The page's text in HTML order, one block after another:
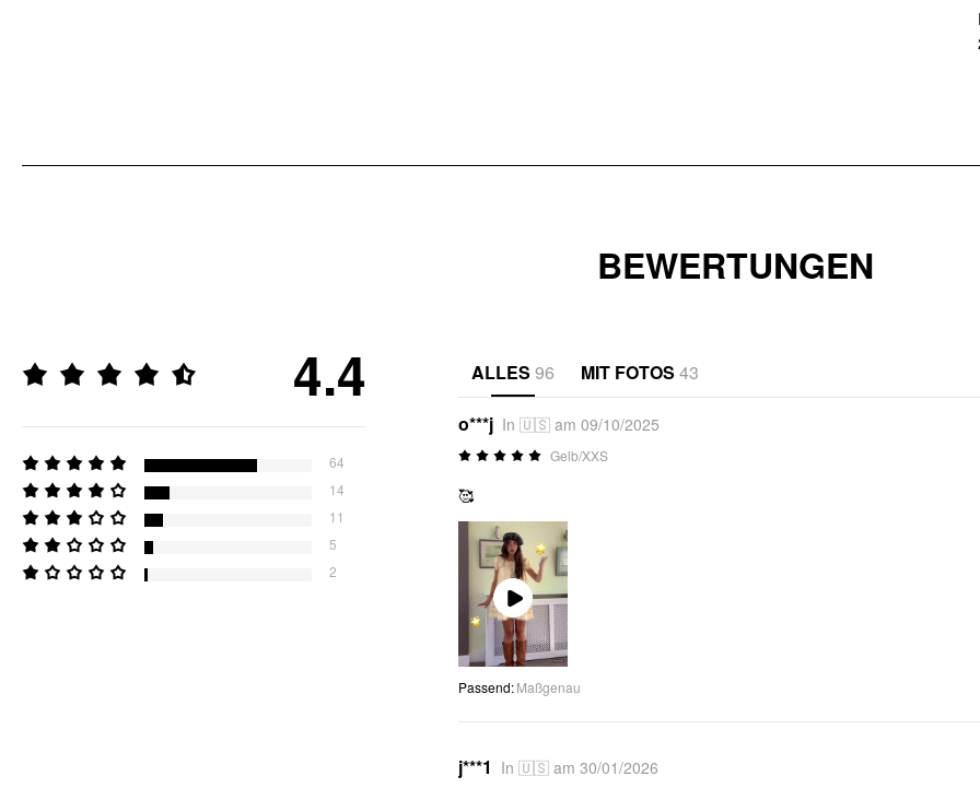
BEWERTUNGEN
4.4
64
14
11
5
2
ALLES 96 MIT FOTOS 43
o***j In 🇺🇸 am 09/10/2025
Gelb/XXS
🥰
Play
Video
Passend:Maßgenau
j***1 In 🇺🇸 am 30/01/2026